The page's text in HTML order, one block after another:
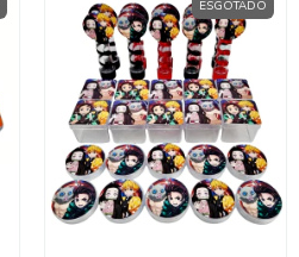
ESGOTADO